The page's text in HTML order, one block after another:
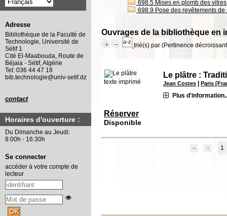
698.5 Mises en plomb des
698.9 Pose des revêtements
Ouvrages de la bibliothèque en
trié(s) par (Pertinence
texte imprimé
Le plâtre :
Jean Costes |Paris
Plus
Réserver
Disponible
1
Adresse
Bibliothèque de la Faculté de
Technologie, Université de
Sétif 1
Cité El-Maabouda, Route de
Béjaia - Sétif, Algérie
Tel: 036 44 47 18
bib.technologie@univ-setif.dz
contact
Horaires d'ouverture :
Du Dimanche au Jeudi:
8:00h - 16:30h
Se connecter
accéder à votre compte de
lecteur